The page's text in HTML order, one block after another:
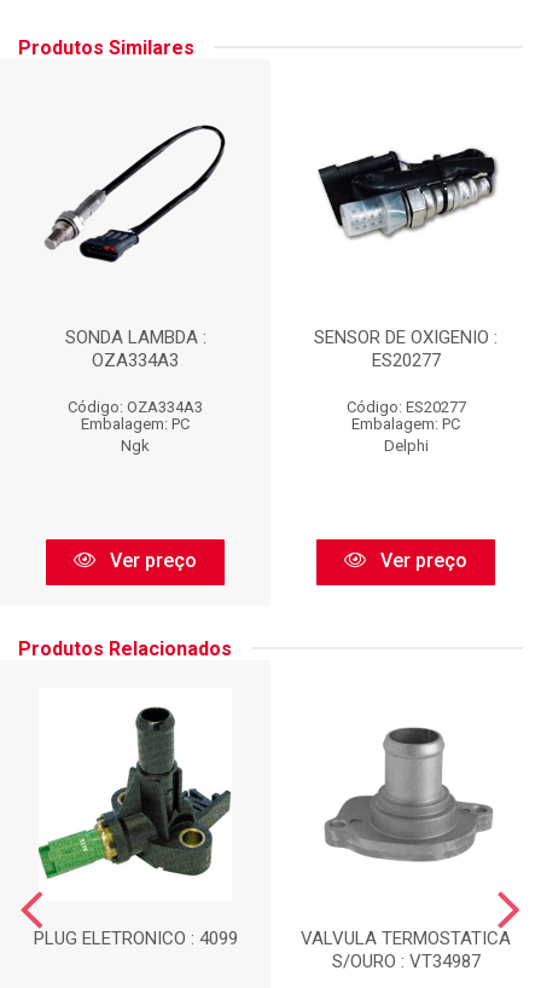
Produtos Similares
SONDA LAMBDA :
OZA334A3
Código: OZA334A3
Embalagem: PC
Ngk
Ver preço
SENSOR DE OXIGENIO :
ES20277
Código: ES20277
Embalagem: PC
Delphi
Ver preço
Produtos Relacionados
PLUG ELETRONICO : 4099
VALVULA TERMOSTATICA
S/OURO : VT34987